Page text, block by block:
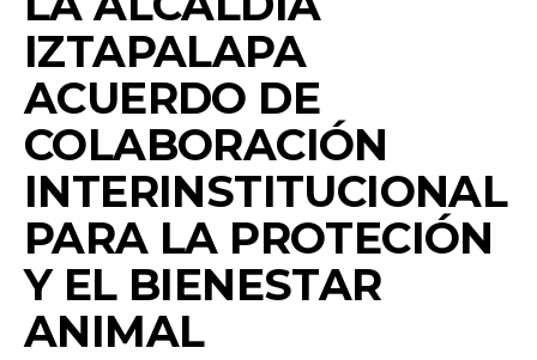
IZTAPALAPA
ACUERDO DE
COLABORACIÓN
INTERINSTITUCIONAL
PARA LA PROTECIÓN
Y EL BIENESTAR
ANIMAL